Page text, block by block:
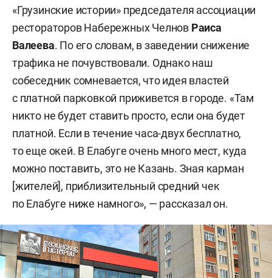
«Грузинские истории» председателя ассоциации
рестораторов Набережных Челнов Раиса
Валеева. По его словам, в заведении снижение
трафика не почувствовали. Однако наш
собеседник сомневается, что идея властей
с платной парковкой приживется в городе. «Там
никто не будет ставить просто, если она будет
платной. Если в течение часа-двух бесплатно,
то еще окей. В Елабуге очень много мест, куда
можно поставить, это не Казань. Зная карман
[жителей], приблизительный средний чек
по Елабуге ниже намного», — рассказал он.